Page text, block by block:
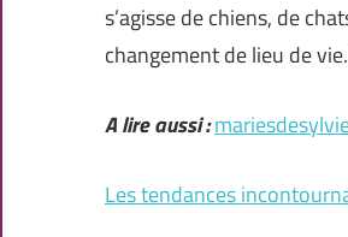
s’agisse de chiens, de
changement de lieu de
A lire aussi :
Les tendances